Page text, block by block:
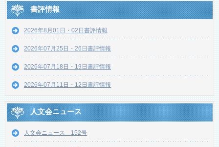
書評情報
2026年8月01日・02日書評情報
2026年07月25日・26日書評情報
2026年07月18日・19日書評情報
2026年07月11日・12日書評情報
人文会ニュース
人文会ニュース 152号